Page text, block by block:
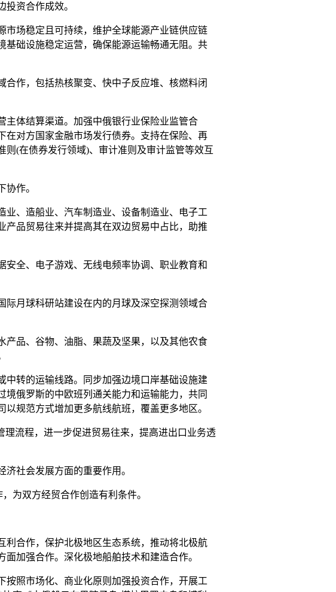
资合作成效。
场稳定且可持续，维护全球能源产业链供应链
基础设施稳定运营，确保能源运输畅通无阻。共
作，包括热核聚变、快中子反应堆、核燃料闭
体结算渠道。加强中俄银行业保险业监管合
在对方国家金融市场发行债券。支持在保险、再
(在债券发行领域)、审计准则及审计监管等效互
作。
、造船业、汽车制造业、设备制造业、电子工
品贸易往来并提高其在双边贸易中占比，助推
全、电子游戏、无线电频率协调、职业教育和
月球科研站建设在内的月球及深空探测领域合
品、谷物、油脂、果蔬及坚果，以及其他农食
转的运输线路。同步加强边境口岸基础设施建
俄罗斯的中欧班列通关能力和运输能力，共同
规范方式增加更多航线航班，覆盖更多地区。
流程，进一步促进贸易往来，提高进出口业务透
社会发展方面的重要作用。
双方经贸合作创造有利条件。
合作，保护北极地区生态系统，推动将北极航
加强合作。深化极地船舶技术和建造合作。
照市场化、商业化原则加强投资合作，开展工